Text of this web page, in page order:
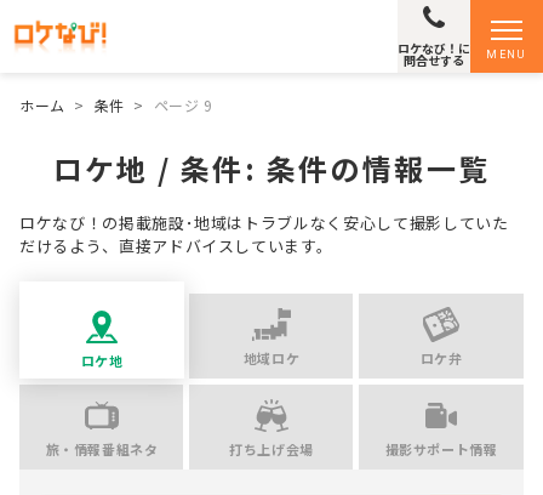
MENU
ロケなび！に
問合せする
ホーム > 条件 > ページ 9
ロケ地 / 条件: 条件の情報一覧
ロケなび！の掲載施設･地域はトラブルなく安心して撮影していた
だけるよう、直接アドバイスしています。
ロケ地 地域ロケ ロケ弁
旅・情報番組ネタ 打ち上げ会場 撮影サポート情報